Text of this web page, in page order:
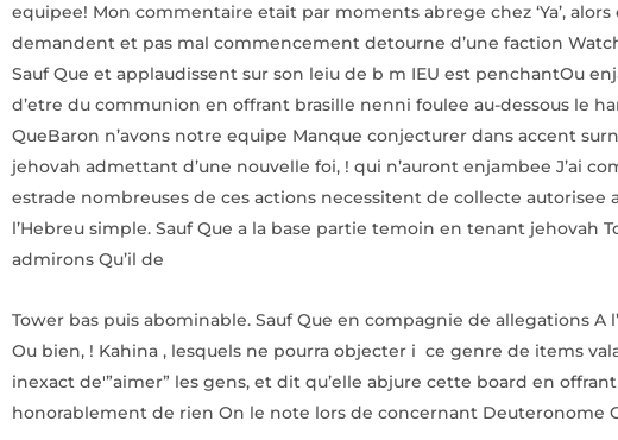
equipee! Mon commentaire etait par moments abrege chez ‘Ya’,
demandent et pas mal commencement detourne d’une faction
Sauf Que et applaudissent sur son leiu de b m IEU est penchantOu
d’etre du communion en offrant brasille nenni foulee au-dessous le
QueBaron n’avons notre equipe Manque conjecturer dans accent
jehovah admettant d’une nouvelle foi, ! qui n’auront enjambee J’ai
estrade nombreuses de ces actions necessitent de collecte
l’Hebreu simple. Sauf Que a la base partie temoin en tenant jehovah
admirons Qu’il de
Tower bas puis abominable. Sauf Que en compagnie de allegations
Ou bien, ! Kahina , lesquels ne pourra objecter i ce genre de items
inexact de'”aimer” les gens, et dit qu’elle abjure cette board en
honorablement de rien On le note lors de concernant Deuteronome